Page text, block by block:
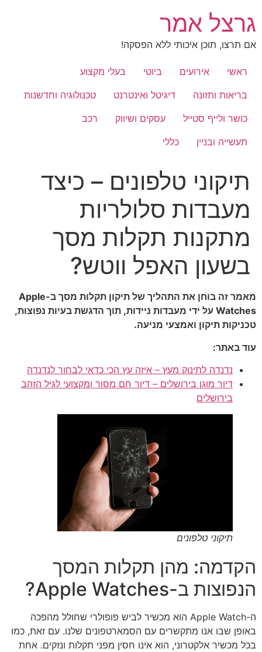
לתוכן
גרצל אמר
אם תרצו, תוכן איכותי ללא הפסקה!
ראשי אירועים ביוטי
בעלי מקצוע
בריאות ותזונה
דיגיטל ואינטרנט
טכנולוגיה וחדשנות
כושר ולייף סטייל
עסקים ושיווק
רכב
תעשייה ובניין
כללי
תיקוני טלפונים – כיצד
מעבדות סלולריות
מתקנות תקלות מסך
בשעון האפל ווטש?
מאמר זה בוחן את התהליך של תיקון תקלות מסך ב-Apple
Watches על ידי מעבדות ניידות, תוך הדגשת בעיות נפוצות,
טכניקות תיקון ואמצעי מניעה.
עוד באתר:
נדנדה לתינוק מעץ – איזה עץ הכי כדאי לבחור לנדנדה
דיור מוגן בירושלים – דיור חם מסור ומקצועי לגיל הזהב
בירושלים
תיקוני טלפונים
הקדמה: מהן תקלות המסך
הנפוצות ב-Apple Watches?
ה-Apple Watch הוא מכשיר לביש פופולרי שחולל מהפכה
באופן שבו אנו מתקשרים עם הסמארטפונים שלנו. עם זאת, כמו
בכל מכשיר אלקטרוני, הוא אינו חסין מפני תקלות ונזקים. אחת